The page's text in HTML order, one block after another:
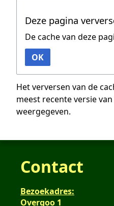
Deze pagina
De cache van deze
OK
Het verversen van de
meest recente versie
weergegeven.
Contact
Bezoekadres:
Overgoo 1